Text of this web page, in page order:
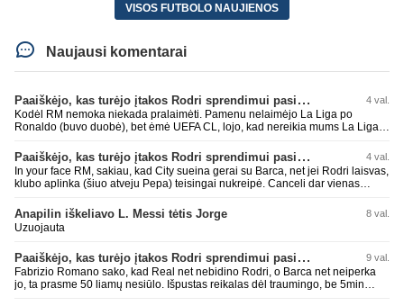
VISOS FUTBOLO NAUJIENOS
Naujausi komentarai
Paaiškėjo, kas turėjo įtakos Rodri sprendimui pasirinkti Barselonos pusę 4 val.
Kodėl RM nemoka niekada pralaimėti. Pamenu nelaimėjo La Liga po
Ronaldo (buvo duobė), bet ėmė UEFA CL, lojo, kad nereikia mums La Liga,
laimėti La Liga. Dabar vėl gavo nuo Barcos ir Rodri ateina ne pas juos, vėl
nereikia mums jo, senas ir t.t. Gal davai vyriškai priimkit tuos pralaimėjimus
be kvailų nereikia, nenorim ir t.t.
Paaiškėjo, kas turėjo įtakos Rodri sprendimui pasirinkti Barselonos pusę 4 val.
In your face RM, sakiau, kad City sueina gerai su Barca, net jei Rodri laisvas,
klubo aplinka (šiuo atveju Pepa) teisingai nukreipė. Canceli dar vienas
Super
Anapilin iškeliavo L. Messi tėtis Jorge 8 val.
Uzuojauta
Paaiškėjo, kas turėjo įtakos Rodri sprendimui pasirinkti Barselonos pusę 9 val.
Fabrizio Romano sako, kad Real net nebidino Rodri, o Barca net neiperka
jo, ta prasme 50 liamų nesiūlo. Išpustas reikalas dėl traumingo, be 5min